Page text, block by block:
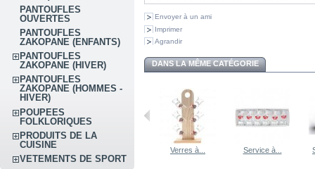
PANTOUFLES
OUVERTES
PANTOUFLES
ZAKOPANE (ENFANTS)
PANTOUFLES
ZAKOPANE (HIVER)
PANTOUFLES
ZAKOPANE (HOMMES -
HIVER)
POUPEES
FOLKLORIQUES
PRODUITS DE LA
CUISINE
VETEMENTS DE SPORT
Envoyer à un ami
Imprimer
Agrandir
DANS LA MÊME CATÉGORIE
Verres à... Service à...